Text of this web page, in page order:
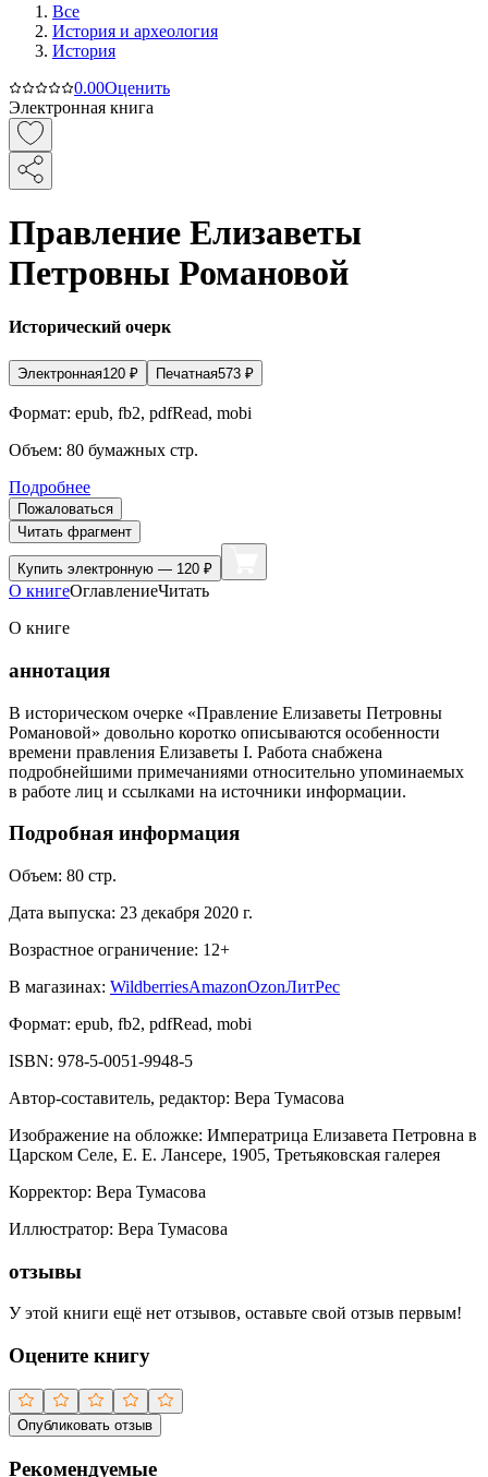
Все
История и археология
История
0.00Оценить
Электронная книга
Правление Елизаветы
Петровны Романовой
Исторический очерк
Электронная120 ₽ Печатная573 ₽
Формат: epub, fb2, pdfRead, mobi
Объем: 80 бумажных стр.
Подробнее
Пожаловаться
Читать фрагмент
Купить электронную — 120 ₽
О книгеОглавлениеЧитать
О книге
аннотация
В историческом очерке «Правление Елизаветы Петровны
Романовой» довольно коротко описываются особенности
времени правления Елизаветы I. Работа снабжена
подробнейшими примечаниями относительно упоминаемых
в работе лиц и ссылками на источники информации.
Подробная информация
Объем: 80 стр.
Дата выпуска: 23 декабря 2020 г.
Возрастное ограничение: 12+
В магазинах: WildberriesAmazonOzonЛитРес
Формат: epub, fb2, pdfRead, mobi
ISBN: 978-5-0051-9948-5
Автор-составитель, редактор: Вера Тумасова
Изображение на обложке: Императрица Елизавета Петровна в
Царском Селе, Е. Е. Лансере, 1905, Третьяковская галерея
Корректор: Вера Тумасова
Иллюстратор: Вера Тумасова
отзывы
У этой книги ещё нет отзывов, оставьте свой отзыв первым!
Оцените книгу
Опубликовать отзыв
Рекомендуемые